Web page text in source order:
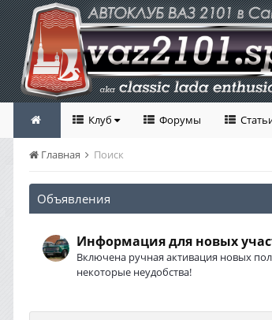
Клуб Форумы
Главная Поиск
Объявления
Информация для новых
Включена ручная активация новых
некоторые неудобства!